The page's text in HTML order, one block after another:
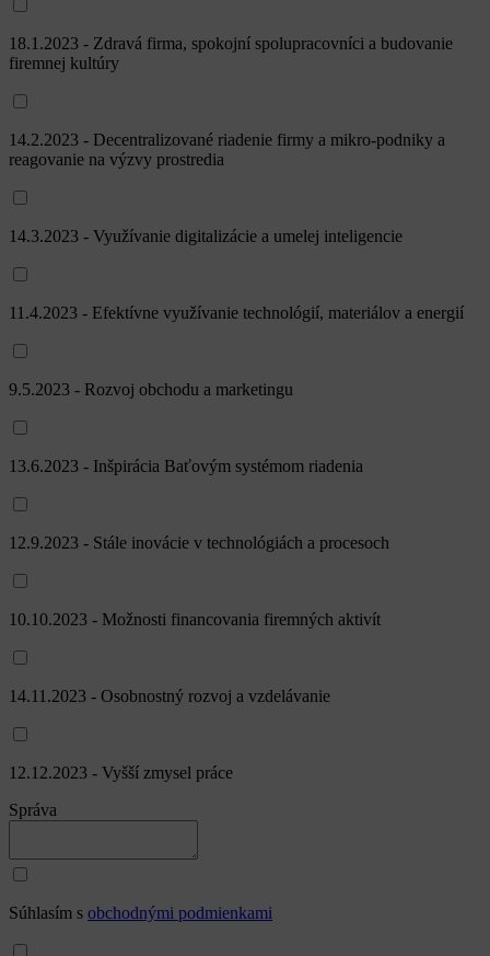
18.1.2023 - Zdravá firma, spokojní spolupracovníci a budovanie
firemnej kultúry
14.2.2023 - Decentralizované riadenie firmy a mikro-podniky a
reagovanie na výzvy prostredia
14.3.2023 - Využívanie digitalizácie a umelej inteligencie
11.4.2023 - Efektívne využívanie technológií, materiálov a energií
9.5.2023 - Rozvoj obchodu a marketingu
13.6.2023 - Inšpirácia Baťovým systémom riadenia
12.9.2023 - Stále inovácie v technológiách a procesoch
10.10.2023 - Možnosti financovania firemných aktivít
14.11.2023 - Osobnostný rozvoj a vzdelávanie
12.12.2023 - Vyšší zmysel práce
Správa
Súhlasím s obchodnými podmienkami